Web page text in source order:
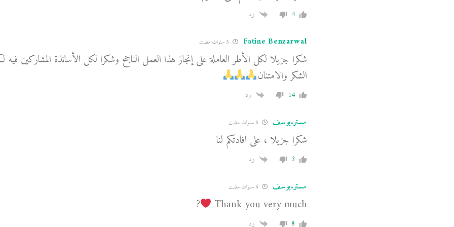
4 رد
Fatine Benzarwal
شكرا جزيلا لكل الأطر العاملة على إنجاز هذا العمل الناجح وشكرا لكل الأساتذة المشاركين
الشكر والامتنان
14 رد
مستر.يوسف
شكرا جزيلا ، على افادتكم لنا
3 رد
مستر.يوسف
Thank you very much
?
8 رد